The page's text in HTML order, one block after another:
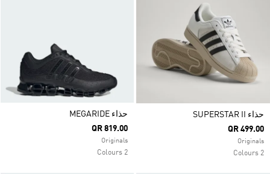
حذاء SUPERSTAR II
QR 499.00
Originals
2 Colours
حذاء MEGARIDE
QR 819.00
Originals
2 Colours